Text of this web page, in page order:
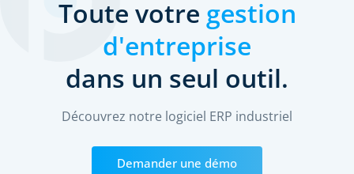
Toute votre gestion
d'entreprise
dans un seul outil.
Découvrez notre logiciel ERP industriel
Demander une démo